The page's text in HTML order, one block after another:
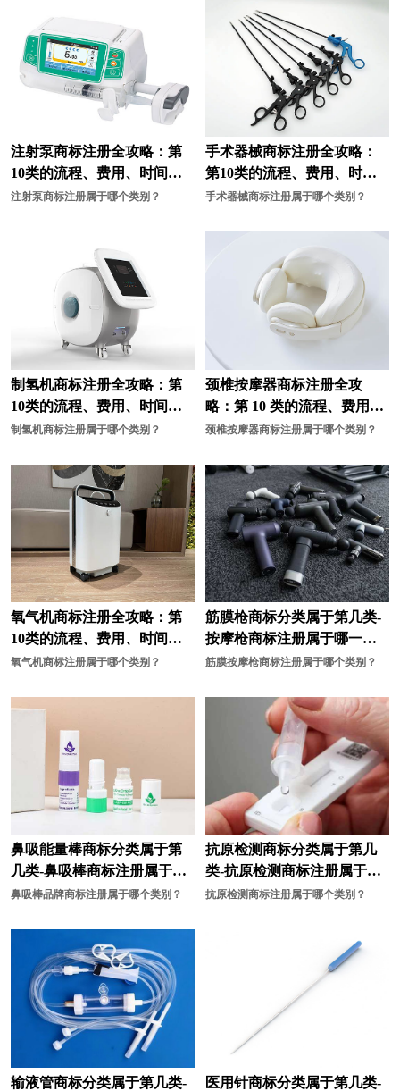
酒商标注册
计商标注册
家居商标注册 家具商标注册
家电商标注册
机器人商标注册 建筑商标注册
咖啡商标注册 开关插座商标注册
米商标注册
帽商标注册
能源商标注册 农业商标注册
烹饪商标注册 培训商标注册
皮具商标注册 清洁商标注册
器商标注册 汽车配件商标注册
肉菜商标注册 肉商标注册
日用品商标注册 速冻食品商标注册
水果商标注册 食品商标注册
商标分类 食用油商标注册
水商标注册 绳网袋篷商标注册
手机商标注册 摄影器材商标注册
手表商标注册
糖果商标注册 卫生商标注册
玩具商标注册 袜商标注册
文具商标注册 卫浴商标注册
香水商标注册 鞋商标注册
饮料商标注册 营养品商标注册
鱼商标注册 运动商标注册
运动器材商标注册 衣物商标注册
注射泵商标注册全攻略：第
10类的流程、费用、时间、
资料与有效期
注射泵商标注册属于哪个类别？
手术器械商标注册全攻略：
第10类的流程、费用、时
间、资料与有效期
手术器械商标注册属于哪个类别？
制氢机商标注册全攻略：第
10类的流程、费用、时间、
资料与有效期
制氢机商标注册属于哪个类别？
颈椎按摩器商标注册全攻
略：第 10 类的流程、费用、
时间、资料与有效期
颈椎按摩器商标注册属于哪个类别？
氧气机商标注册全攻略：第
10类的流程、费用、时间、
资料与有效期
氧气机商标注册属于哪个类别？
筋膜枪商标分类属于第几类-
按摩枪商标注册属于哪一
类？
筋膜按摩枪商标注册属于哪个类别？
鼻吸能量棒商标分类属于第
几类-鼻吸棒商标注册属于哪
一类？
鼻吸棒品牌商标注册属于哪个类别？
抗原检测商标分类属于第几
类-抗原检测商标注册属于哪
一类？
抗原检测商标注册属于哪个类别？
输液管商标分类属于第几类-
医用针商标分类属于第几类-